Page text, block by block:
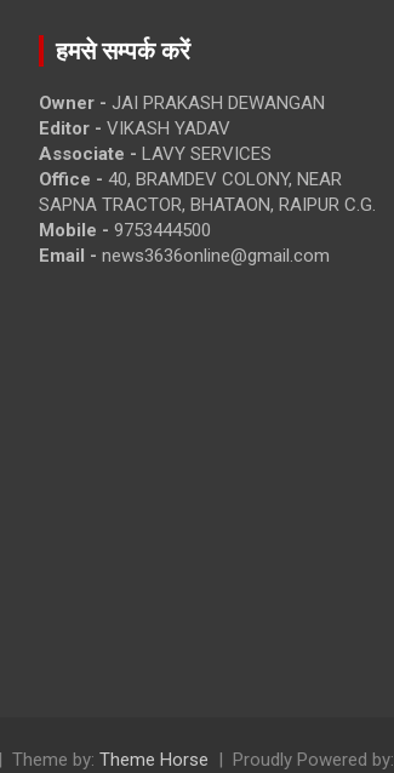
हमसे सम्पर्क करें
Owner - JAI PRAKASH DEWANGAN
Editor - VIKASH YADAV
Associate - LAVY SERVICES
Office - 40, BRAMDEV COLONY, NEAR
SAPNA TRACTOR, BHATAON, RAIPUR C.G.
Mobile - 9753444500
Email - news3636online@gmail.com
Theme by: Theme Horse Proudly Powered by: